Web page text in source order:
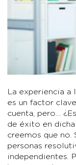
La experiencia a
es un factor
cuenta, pero…
de éxito en
creemos que no.
personas
independientes.